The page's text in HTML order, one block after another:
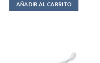
AÑADIR AL CARRITO